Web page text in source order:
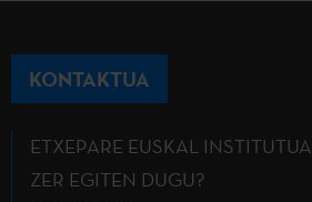
KONTAKTUA
ETXEPARE EUSKAL INSTITUTUA
ZER EGITEN DUGU?